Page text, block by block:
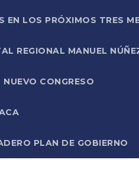
EN LOS PRÓXIMOS TRES
REGIONAL MANUEL
CONGRESO
PLAN DE GOBIERNO